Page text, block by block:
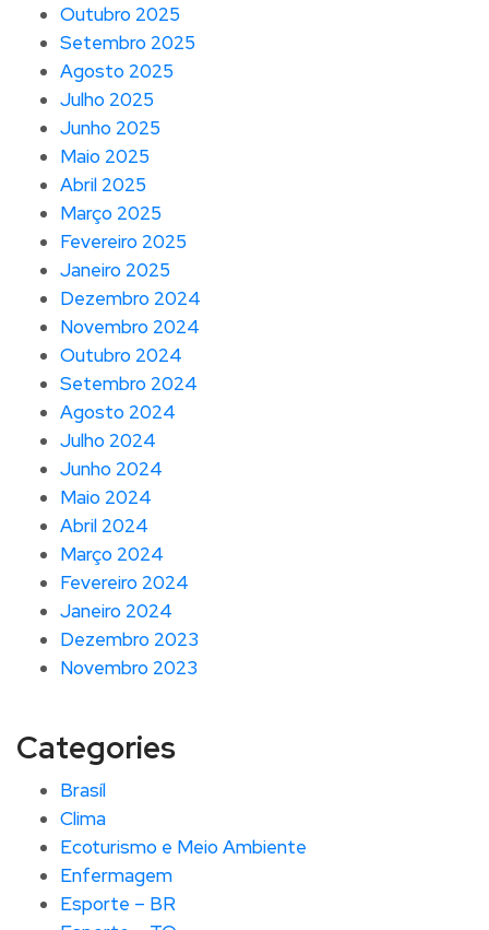
Outubro 2025
Setembro 2025
Agosto 2025
Julho 2025
Junho 2025
Maio 2025
Abril 2025
Março 2025
Fevereiro 2025
Janeiro 2025
Dezembro 2024
Novembro 2024
Outubro 2024
Setembro 2024
Agosto 2024
Julho 2024
Junho 2024
Maio 2024
Abril 2024
Março 2024
Fevereiro 2024
Janeiro 2024
Dezembro 2023
Novembro 2023
Categories
Brasíl
Clima
Ecoturismo e Meio Ambiente
Enfermagem
Esporte – BR